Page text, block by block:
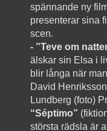
spännande ny
presenterar sina
scen.
- ”Teve om
älskar sin Elsa i
blir långa när
David
Lundberg (foto)
“Séptimo”
största rädsla är